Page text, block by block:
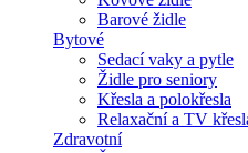
Barové židle
Bytové
Sedací vaky a pytle
Židle pro seniory
Křesla a polokřesla
Relaxační a TV
Zdravotní